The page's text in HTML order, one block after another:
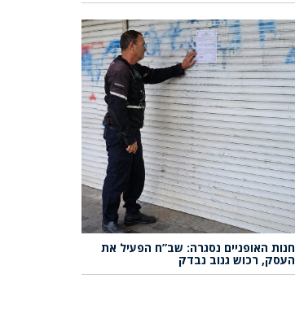
חנות האופניים נסגרה: שב”ח הפעיל את
העסק, רכוש גנוב נבדק